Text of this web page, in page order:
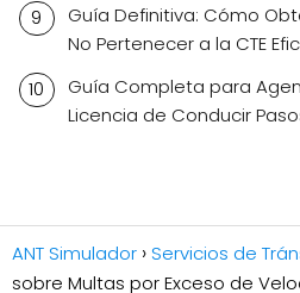
Guía Definitiva: Cómo
No Pertenecer a la CTE
Guía Completa para
Licencia de Conducir
ANT Simulador Servicios de
sobre Multas por Exceso de